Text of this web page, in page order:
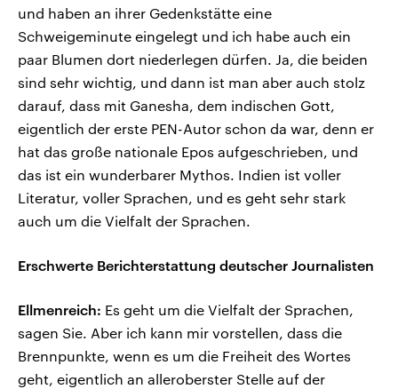
und haben an ihrer Gedenkstätte eine
Schweigeminute eingelegt und ich habe auch ein
paar Blumen dort niederlegen dürfen. Ja, die beiden
sind sehr wichtig, und dann ist man aber auch stolz
darauf, dass mit Ganesha, dem indischen Gott,
eigentlich der erste PEN-Autor schon da war, denn er
hat das große nationale Epos aufgeschrieben, und
das ist ein wunderbarer Mythos. Indien ist voller
Literatur, voller Sprachen, und es geht sehr stark
auch um die Vielfalt der Sprachen.
Erschwerte Berichterstattung deutscher Journalisten
Ellmenreich: Es geht um die Vielfalt der Sprachen,
sagen Sie. Aber ich kann mir vorstellen, dass die
Brennpunkte, wenn es um die Freiheit des Wortes
geht, eigentlich an alleroberster Stelle auf der